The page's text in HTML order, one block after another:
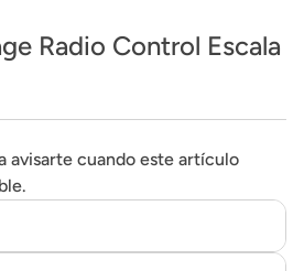
Radio Control Escala
avisarte cuando este artículo